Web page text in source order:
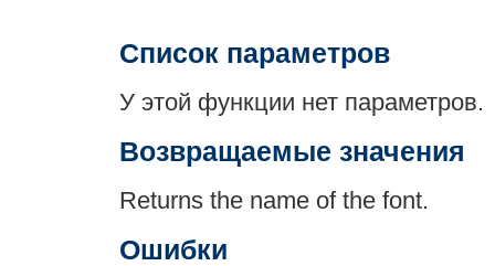
Список параметров
У этой функции нет параметров.
Возвращаемые значения
Returns the name of the font.
Ошибки